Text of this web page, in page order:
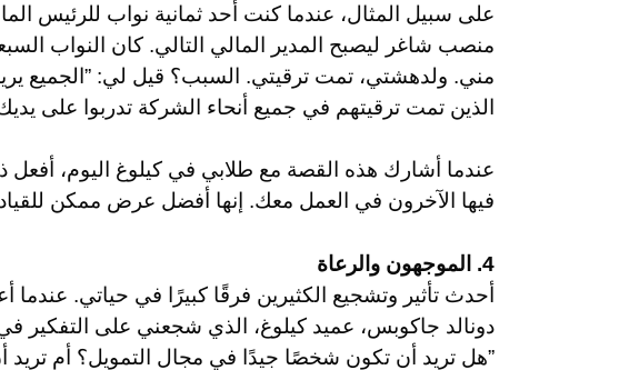
على سبيل المثال، عندما كنت أحد ثمانية نواب للرئيس
منصب شاغر ليصبح المدير المالي التالي. كان النواب
مني. ولدهشتي، تمت ترقيتي. السبب؟ قيل لي: ”الجميع
الذين تمت ترقيتهم في جميع أنحاء الشركة تدربوا على
عندما أشارك هذه القصة مع طلابي في كيلوغ اليوم، أفعل
فيها الآخرون في العمل معك. إنها أفضل عرض ممكن
4. الموجهون والرعاة
أحدث تأثير وتشجيع الكثيرين فرقًا كبيرًا في حياتي. عندما
دونالد جاكوبس، عميد كيلوغ، الذي شجعني على التفكير في
”هل تريد أن تكون شخصًا جيدًا في مجال التمويل؟ أم